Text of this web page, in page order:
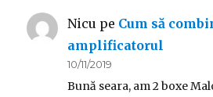
Nicu pe Cum să
amplificatorul
10/11/2019
Bună seara, am 2 boxe